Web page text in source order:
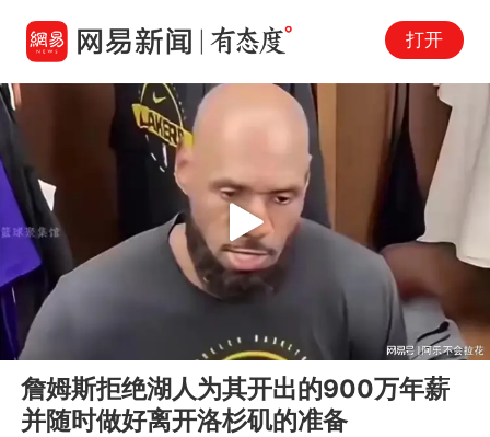
打开
00:00 00:46
Play
詹姆斯拒绝湖人为其开出的900万年薪
并随时做好离开洛杉矶的准备